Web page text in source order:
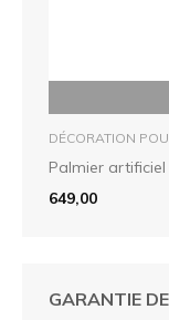
DÉCORATION
Palmier
649,00
GARANTIE